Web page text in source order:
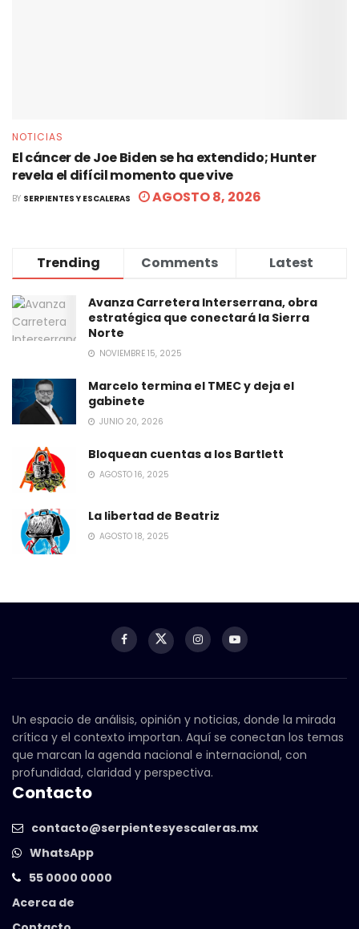
NOTICIAS
El cáncer de Joe Biden se ha extendido; Hunter
revela el difícil momento que vive
BY SERPIENTES Y ESCALERAS AGOSTO 8, 2026
Trending Comments Latest
Avanza Carretera Interserrana, obra
estratégica que conectará la Sierra
Norte
NOVIEMBRE 15, 2025
Marcelo termina el TMEC y deja el
gabinete
JUNIO 20, 2026
Bloquean cuentas a los Bartlett
AGOSTO 16, 2025
La libertad de Beatriz
AGOSTO 18, 2025
Un espacio de análisis, opinión y noticias, donde la mirada
crítica y el contexto importan. Aquí se conectan los temas
que marcan la agenda nacional e internacional, con
profundidad, claridad y perspectiva.
Contacto
contacto@serpientesyescaleras.mx
WhatsApp
55 0000 0000
Acerca de